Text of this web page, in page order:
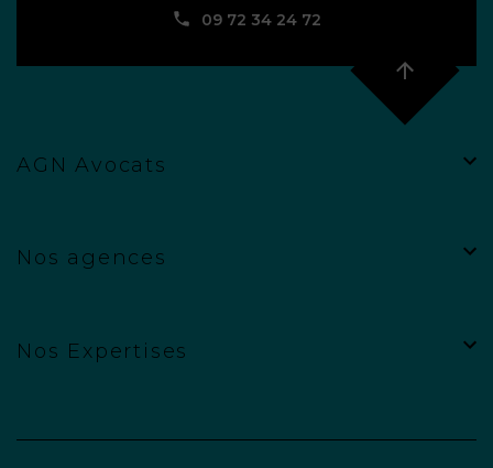
09 72 34 24 72
AGN Avocats
Nos agences
Nos Expertises